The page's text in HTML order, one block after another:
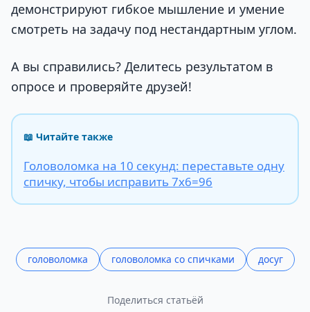
демонстрируют гибкое мышление и умение
смотреть на задачу под нестандартным углом.
А вы справились? Делитесь результатом в
опросе и проверяйте друзей!
📖 Читайте также
Головоломка на 10 секунд: переставьте одну
спичку, чтобы исправить 7х6=96
головоломка головоломка со спичками досуг
Поделиться статьёй